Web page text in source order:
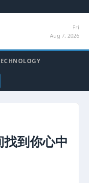
Fri
Aug 7, 2026
到你心中